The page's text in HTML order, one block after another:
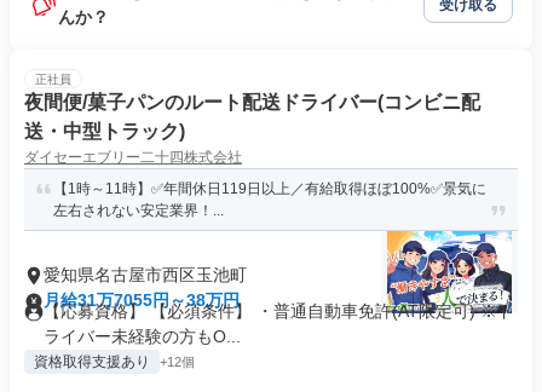
んか？
受け取る
正社員
夜間便/菓子パンのルート配送ドライバー(コンビニ配
送・中型トラック)
ダイセーエブリー二十四株式会社
【1時～11時】✅年間休日119日以上／有給取得ほぼ100%✅景気に
左右されない安定業界！...
愛知県名古屋市西区玉池町
月給31万7055円～38万円
【応募資格】 【必須条件】 ・普通自動車免許(AT限定可) ※ド
ライバー未経験の方もO...
資格取得支援あり +12個